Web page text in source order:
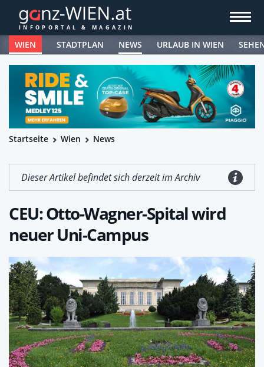
WIEN STADTPLAN NEWS URLAUB IN WIEN
Startseite Wien News
Dieser Artikel befindet sich derzeit im Archiv
CEU: Otto-Wagner-Spital wird
neuer Uni-Campus